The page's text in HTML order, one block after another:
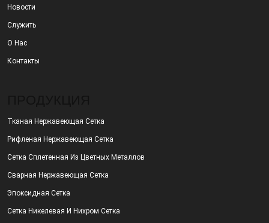
Новости
Служить
О Нас
Контакты
Тканая Нержавеющая Сетка
Рифленая Нержавеющая Сетка
Сетка Сплетенная Из Цветных Металлов
Сварная Нержавеющая Сетка
Эпоксидная Сетка
Сетка Никелевая И Нихром Сетка